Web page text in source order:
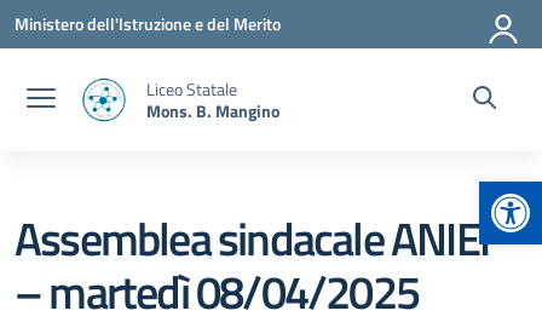
Vai ai contenuti
Vai al menu di navigazione
Vai al footer
Ministero dell'Istruzione e del Merito
Liceo Statale
Mons. B. Mangino
Assemblea sindacale ANIEF
– martedì 08/04/2025